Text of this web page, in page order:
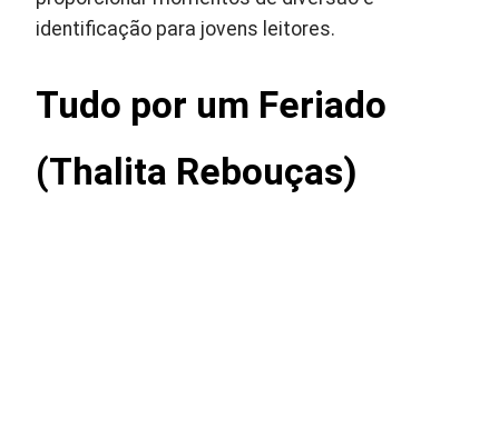
identificação para jovens leitores.
Tudo por um Feriado
(Thalita Rebouças)